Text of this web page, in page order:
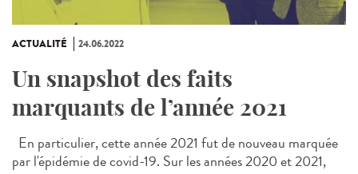
ACTUALITÉ 24.06.2022
Un snapshot des faits
marquants de l’année 2021
En particulier, cette année 2021 fut de nouveau marquée
par l'épidémie de covid-19. Sur les années 2020 et 2021,